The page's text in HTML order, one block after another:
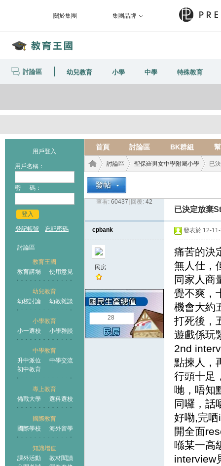
關於集團 集團品牌
討論區 幼兒教育 小學 中學 特殊教育
用戶登入
用戶名稱：
密 碼：
登入
登記帳號 忘記密碼
討論區
教育王國
教育講場
使用意見
幼兒教育
幼校討論
幼教雜談
小學教育
小一選校
小學雜談
中學教育
升中派位
中學交流
初中教育
專上教育
備戰大學
選科選校
國際教育
國際學校
海外留學
知識增值
課外活動
教材閱讀
首頁 討論區 BK群組
教育
王國
›
討論區
›
聖保羅男女中學附屬小學
›
已
查看: 60437 回覆: 42
已決定放棄
cpbank
民房
28
發表於 12-
痛苦的決
無人仕，
同家人商
覺不爽，
機會大約
打死後，
遊戲係玩
2nd
點揀人，
行頭十足
哋，唔知
同囉，話
好嘞,完
開全面
喺某一高
interview